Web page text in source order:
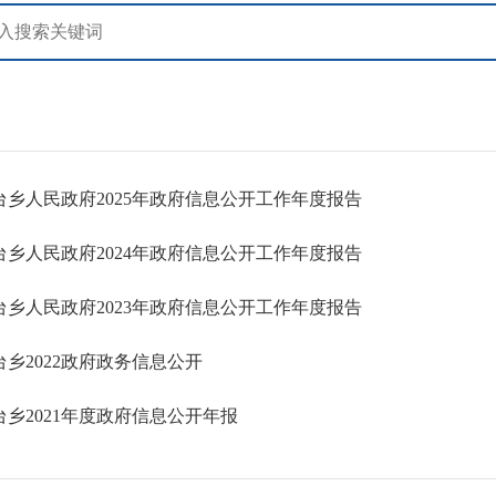
乡人民政府2025年政府信息公开工作年度报告
乡人民政府2024年政府信息公开工作年度报告
乡人民政府2023年政府信息公开工作年度报告
乡2022政府政务信息公开
乡2021年度政府信息公开年报